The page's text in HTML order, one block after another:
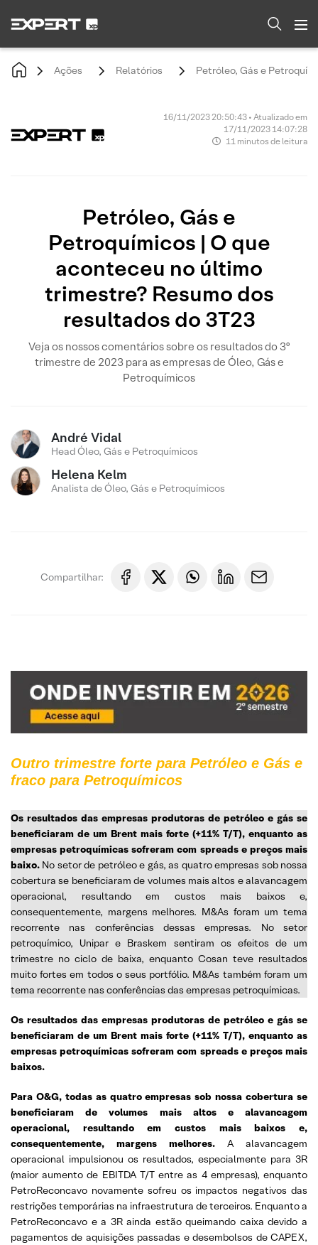
Ações Relatórios Petróleo, Gás e
16/11/2023 20:50:43 • Atualizado em
17/11/2023 14:07:28
11 minutos de leitura
Petróleo, Gás e
Petroquímicos | O que
aconteceu no último
trimestre? Resumo dos
resultados do 3T23
Veja os nossos comentários sobre os resultados do 3º
trimestre de 2023 para as empresas de Óleo, Gás e
Petroquímicos
André Vidal
Head Óleo, Gás e Petroquímicos
Helena Kelm
Analista de Óleo, Gás e Petroquímicos
Compartilhar:
Outro trimestre forte para Petróleo e Gás e
fraco para Petroquímicos
Os resultados das empresas produtoras de petróleo e gás se
beneficiaram de um Brent mais forte (+11% T/T), enquanto as
empresas petroquímicas sofreram com spreads e preços mais
baixo. No setor de petróleo e gás, as quatro empresas sob nossa
cobertura se beneficiaram de volumes mais altos e alavancagem
operacional, resultando em custos mais baixos e,
consequentemente, margens melhores. M&As foram um tema
recorrente nas conferências dessas empresas. No setor
petroquímico, Unipar e Braskem sentiram os efeitos de um
trimestre no ciclo de baixa, enquanto Cosan teve resultados
muito fortes em todos o seus portfólio. M&As também foram um
tema recorrente nas conferências das empresas petroquímicas.
Os resultados das empresas produtoras de petróleo e gás se
beneficiaram de um Brent mais forte (+11% T/T), enquanto as
empresas petroquímicas sofreram com spreads e preços mais
baixos.
Para O&G, todas as quatro empresas sob nossa cobertura se
beneficiaram de volumes mais altos e alavancagem
operacional, resultando em custos mais baixos e,
consequentemente, margens melhores. A alavancagem
operacional impulsionou os resultados, especialmente para 3R
(maior aumento de EBITDA T/T entre as 4 empresas), enquanto
PetroReconcavo novamente sofreu os impactos negativos das
restrições temporárias na infraestrutura de terceiros. Enquanto a
PetroReconcavo e a 3R ainda estão queimando caixa devido a
pagamentos de aquisições passadas e desembolsos de CAPEX,